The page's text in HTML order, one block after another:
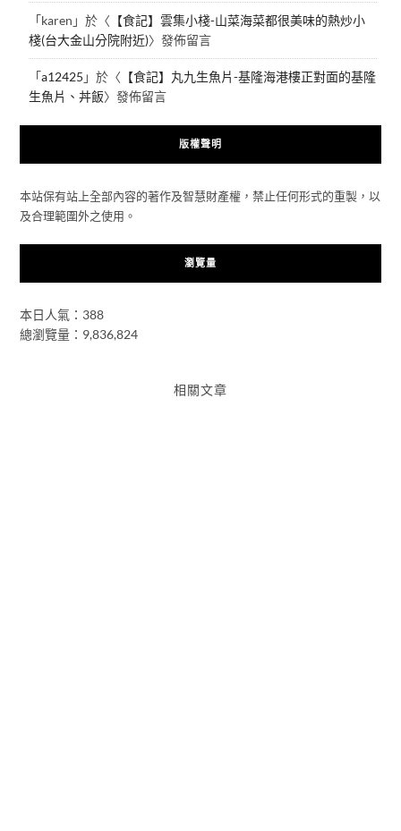
「karen 」於〈 【食記】雲集小棧-山菜海菜都很美味的熱炒小
棧(台大金山分院附近)〉發佈留言
「a12425 」於〈 【食記】丸九生魚片-基隆海港樓正對面的基隆
生魚片、丼飯〉發佈留言
版權聲明
本站保有站上全部內容的著作及智慧財產權，禁止任何形式的重製，以
及合理範圍外之使用。
瀏覽量
本日人氣：388
總瀏覽量：9,836,824
相關文章